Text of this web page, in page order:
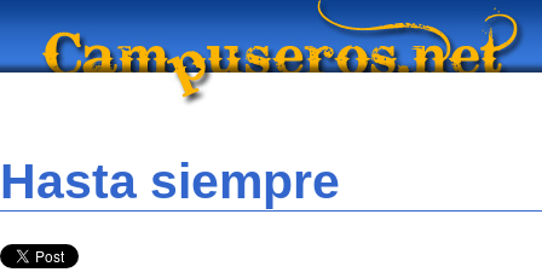
Hasta siempre